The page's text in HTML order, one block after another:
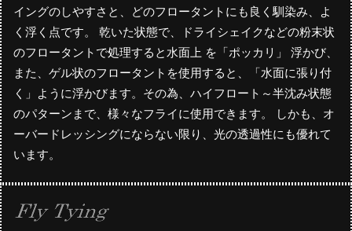
イングのしやすさと、どのフロータントにも良く馴染み、よ
く浮く点です。 乾いた状態で、ドライシェイクなどの粉末状
のフロータントで処理すると水面上 を「ポッカリ」 浮かび、
また、ゲル状のフロータントを使用すると、「水面に張り付
く」ように浮かびます。その為、ハイフロート～半沈み状態
のパターンまで、様々なフライに使用できます。 しかも、オ
ーバードレッシングにならない限り、光の透過性にも優れて
います。